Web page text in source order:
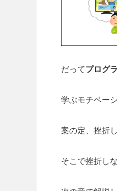
ツイートを見
かなり違和感
↓
あわせて読